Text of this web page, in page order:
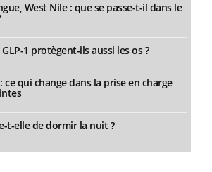
West Nile : que se passe-t-il dans le
1 protègent-ils aussi les os ?
qui change dans la prise en charge
t-elle de dormir la nuit ?